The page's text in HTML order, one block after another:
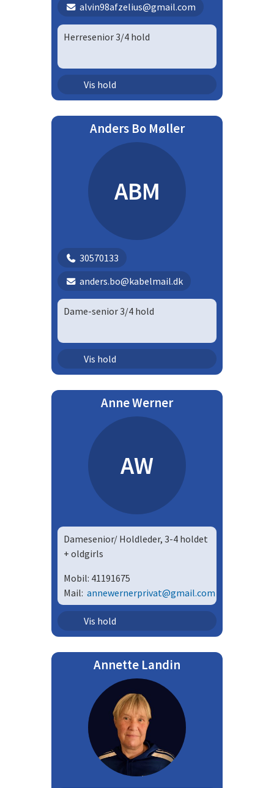
alvin98afzelius@gmail.com
Herresenior 3/4 hold
Vis hold
Senior - herrer | Hsek
Anders Bo Møller
ABM
30570133
anders.bo@kabelmail.dk
Dame-senior 3/4 hold
Vis hold
Senior - damer | Dsek
Anne Werner
AW
Damesenior/ Holdleder, 3-4 holdet
+ oldgirls
Mobil: 41191675
Mail: annewernerprivat@gmail.com
Vis hold
Senior - damer | Dsek
Annette Landin